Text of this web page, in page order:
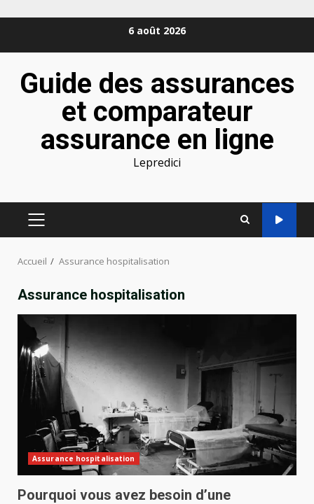
6 août 2026
Guide des assurances
et comparateur
assurance en ligne
Lepredici
MENU
Accueil Assurance hospitalisation
Assurance hospitalisation
Assurance hospitalisation
Pourquoi vous avez besoin d’une